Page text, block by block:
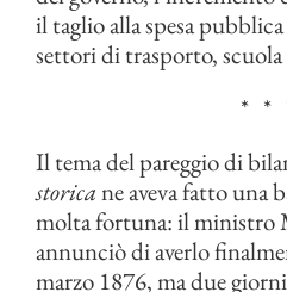
il taglio alla spesa
settori di trasporto, scuola
* *
Il tema del pareggio di
storicane aveva fatto una
molta fortuna: il ministro
annunciò di averlo
marzo 1876, ma due